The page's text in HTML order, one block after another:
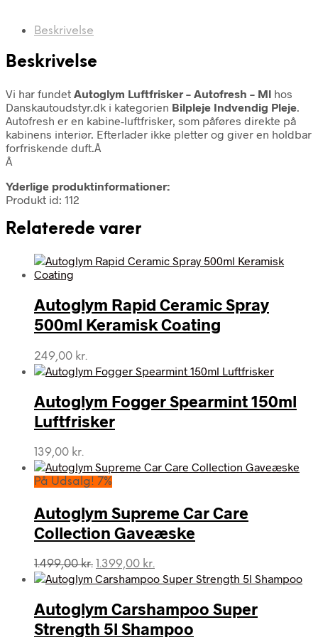
Beskrivelse
Beskrivelse
Vi har fundet Autoglym Luftfrisker – Autofresh – Ml hos
Danskautoudstyr.dk i kategorien Bilpleje Indvendig Pleje.
Autofresh er en kabine-luftfrisker, som påføres direkte på
kabinens interiør. Efterlader ikke pletter og giver en holdbar
forfriskende duft.Â
Â
Yderlige produktinformationer:
Produkt id: 112
Relaterede varer
Autoglym Rapid Ceramic Spray
500ml Keramisk Coating
249,00 kr.
Autoglym Fogger Spearmint 150ml
Luftfrisker
139,00 kr.
På Udsalg! 7%
Autoglym Supreme Car Care
Collection Gaveæske
1.499,00kr. Den
oprindelige
var:
1.499,00 kr..
1.399,00 kr.
aktuelle
er:
1.399,00 kr..
Autoglym Carshampoo Super
Strength 5l Shampoo